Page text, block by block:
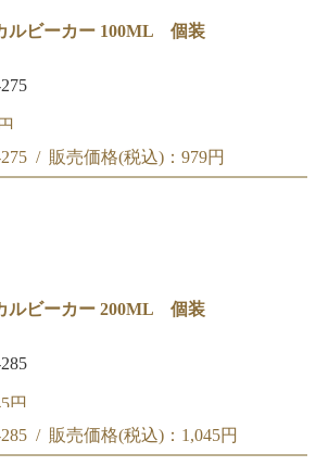
ルビーカー 100ML 個装
ルビーカー 100ML 個装
/ 販売価格(税込)： 979円
ー 100ML 個装
ルビーカー 200ML 個装
円
ルビーカー 200ML 個装
/ 販売価格(税込)： 1,045円